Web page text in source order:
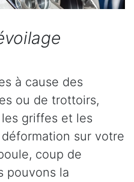
à cause des
ou de trottoirs,
griffes et les
sur votre
coup de
pouvons la